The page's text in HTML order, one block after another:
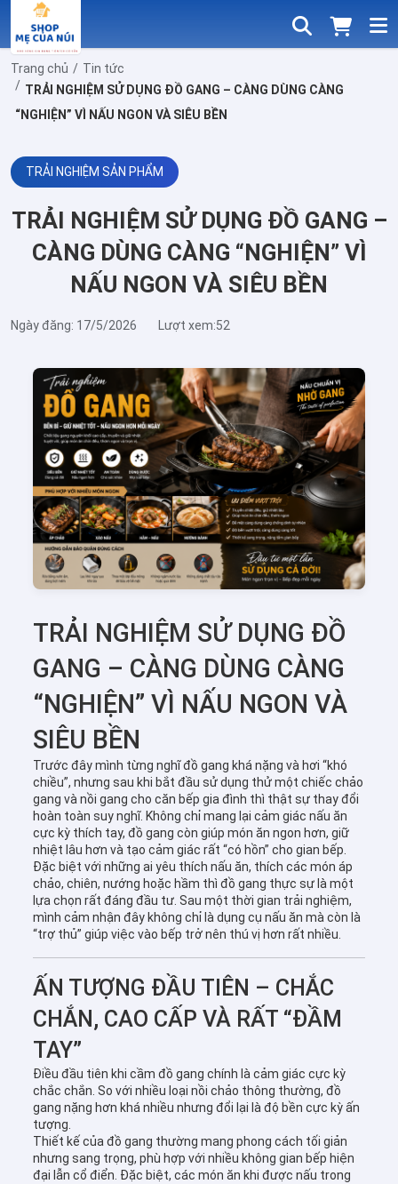
Trang chủ
Tin tức
TRẢI NGHIỆM SỬ DỤNG ĐỒ GANG – CÀNG DÙNG CÀNG
“NGHIỆN” VÌ NẤU NGON VÀ SIÊU BỀN
TRẢI NGHIỆM SẢN PHẨM
TRẢI NGHIỆM SỬ DỤNG ĐỒ GANG –
CÀNG DÙNG CÀNG “NGHIỆN” VÌ
NẤU NGON VÀ SIÊU BỀN
Ngày đăng: 17/5/2026 Lượt xem:52
TRẢI NGHIỆM SỬ DỤNG ĐỒ
GANG – CÀNG DÙNG CÀNG
“NGHIỆN” VÌ NẤU NGON VÀ
SIÊU BỀN
Trước đây mình từng nghĩ đồ gang khá nặng và hơi “khó
chiều”, nhưng sau khi bắt đầu sử dụng thử một chiếc chảo
gang và nồi gang cho căn bếp gia đình thì thật sự thay đổi
hoàn toàn suy nghĩ. Không chỉ mang lại cảm giác nấu ăn
cực kỳ thích tay, đồ gang còn giúp món ăn ngon hơn, giữ
nhiệt lâu hơn và tạo cảm giác rất “có hồn” cho gian bếp.
Đặc biệt với những ai yêu thích nấu ăn, thích các món áp
chảo, chiên, nướng hoặc hầm thì đồ gang thực sự là một
lựa chọn rất đáng đầu tư. Sau một thời gian trải nghiệm,
mình cảm nhận đây không chỉ là dụng cụ nấu ăn mà còn là
“trợ thủ” giúp việc vào bếp trở nên thú vị hơn rất nhiều.
ẤN TƯỢNG ĐẦU TIÊN – CHẮC
CHẮN, CAO CẤP VÀ RẤT “ĐẦM
TAY”
Điều đầu tiên khi cầm đồ gang chính là cảm giác cực kỳ
chắc chắn. So với nhiều loại nồi chảo thông thường, đồ
gang nặng hơn khá nhiều nhưng đổi lại là độ bền cực kỳ ấn
tượng.
Thiết kế của đồ gang thường mang phong cách tối giản
nhưng sang trọng, phù hợp với nhiều không gian bếp hiện
đại lẫn cổ điển. Đặc biệt, các món ăn khi được nấu trong